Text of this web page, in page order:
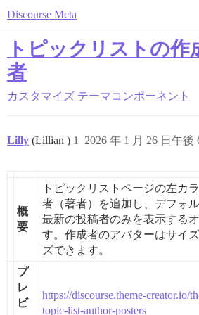
Discourse Meta
トピックリストの作
者
カスタマイズ テーマコンポーネント
Lilly (Lillian ) 2026 年 1 月 26 日午後
1
概
要
トピックリストページの左カ
者（著者）を追加し、デフォ
最新の投稿者のみを表示する
す。作成者のアバターはサイ
ズできます。
プ
レ
ビ
https://discourse.theme-creator.io/
topic-list-author-posters